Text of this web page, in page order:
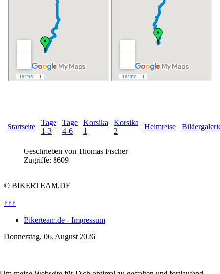
Startseite
Tage
1-3
Tage
4-6
Korsika
1
Korsika
2
Heimreise
Geschrieben von Thomas Fischer
Zugriffe: 8609
© BIKERTEAM.DE
↑↑↑
Bikerteam.de - Impressum
Donnerstag, 06. August 2026